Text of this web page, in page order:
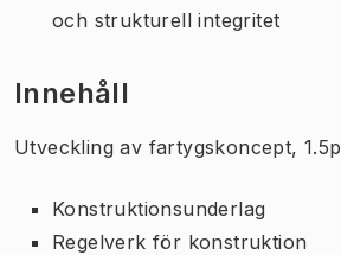
och strukturell integritet
Innehåll
Utveckling av fartygskoncept, 1.5p
Konstruktionsunderlag
Regelverk för konstruktion